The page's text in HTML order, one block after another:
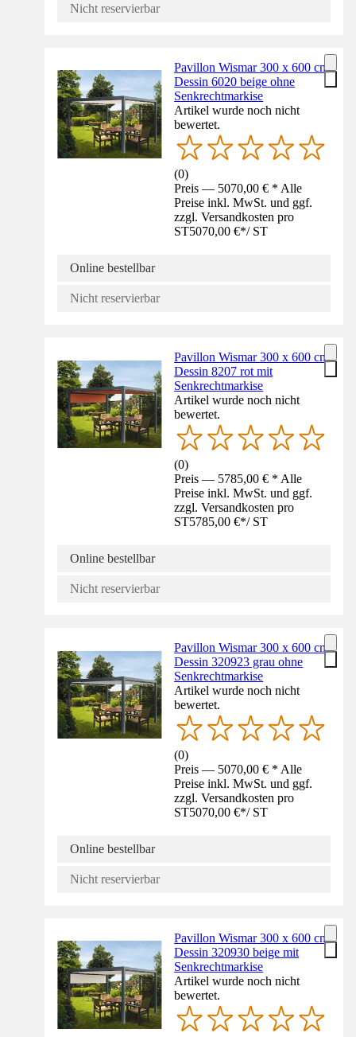
Nicht reservierbar
Pavillon Wismar 300 x 600 cm
Dessin 6020 beige ohne
Senkrechtmarkise
Artikel wurde noch nicht
bewertet.
(0)
Preis — 5070,00 € * Alle
Preise inkl. MwSt. und ggf.
zzgl. Versandkosten pro
ST5070,00 €*/ ST
Online bestellbar
Nicht reservierbar
Pavillon Wismar 300 x 600 cm
Dessin 8207 rot mit
Senkrechtmarkise
Artikel wurde noch nicht
bewertet.
(0)
Preis — 5785,00 € * Alle
Preise inkl. MwSt. und ggf.
zzgl. Versandkosten pro
ST5785,00 €*/ ST
Online bestellbar
Nicht reservierbar
Pavillon Wismar 300 x 600 cm
Dessin 320923 grau ohne
Senkrechtmarkise
Artikel wurde noch nicht
bewertet.
(0)
Preis — 5070,00 € * Alle
Preise inkl. MwSt. und ggf.
zzgl. Versandkosten pro
ST5070,00 €*/ ST
Online bestellbar
Nicht reservierbar
Pavillon Wismar 300 x 600 cm
Dessin 320930 beige mit
Senkrechtmarkise
Artikel wurde noch nicht
bewertet.